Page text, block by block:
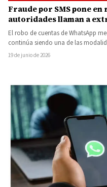
Fraude por SMS pone
autoridades llaman a
El robo de cuentas de WhatsApp
continúa siendo una de las
19 de junio de 2026